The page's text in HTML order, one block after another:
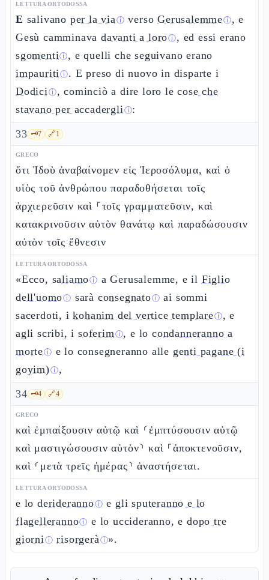
LETTURA ORTODOSSA
E salivano per la viaⓘ versoGerusalemmeⓘ, e
Gesù camminavadavanti a loroⓘ, ed essi erano
sgomentiⓘ, e quelli che seguivano erano
impauritiⓘ. E preso di nuovo in disparte i
Dodiciⓘ, cominciò a dire loro lecose che
stavano per accadergliⓘ:
33 🗝️7 🔗1
GRECO
ὅτι Ἰδοὺ ἀναβαίνομεν εἰς Ἱεροσόλυμα, καὶ ὁ
υἱὸς τοῦ ἀνθρώπου παραδοθήσεται τοῖς
ἀρχιερεῦσιν καὶ ⸀τοῖς γραμματεῦσιν, καὶ
κατακρινοῦσιν αὐτὸν θανάτῳ καὶ παραδώσουσιν
αὐτὸν τοῖς ἔθνεσιν
LETTURA ORTODOSSA
«Ecco, saliamoⓘ a Gerusalemme, e il Figlio
dell'uomoⓘ sarà consegnatoⓘ ai sommi
sacerdoti, ikohanim del vertice templareⓘ, e
agli scribi, isoferimⓘ, e locondanneranno a
morteⓘ e lo consegneranno alle genti pagane (i
goyim)ⓘ,
34 🗝️4 🔗4
GRECO
καὶ ἐμπαίξουσιν αὐτῷ καὶ ⸂ἐμπτύσουσιν αὐτῷ
καὶ μαστιγώσουσιν αὐτὸν⸃ καὶ ⸀ἀποκτενοῦσιν,
καὶ ⸂μετὰ τρεῖς ἡμέρας⸃ ἀναστήσεται.
LETTURA ORTODOSSA
e lo deriderannoⓘ e glisputeranno e lo
flagellerannoⓘ e lo uccideranno, edopo tre
giorniⓘ risorgeràⓘ».